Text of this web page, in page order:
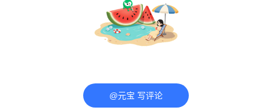
@元宝 写评论